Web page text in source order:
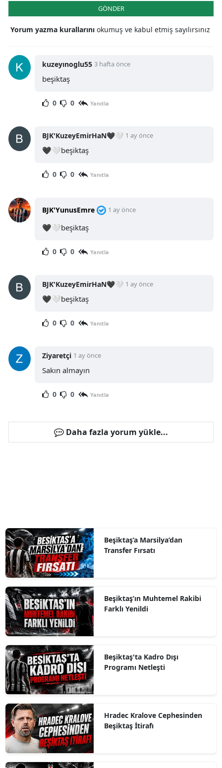
GÖNDER
Yorum yazma kurallarını okumuş ve kabul etmiş sayılırsınız
kuzeyınoglu55 3 hafta önce
beşiktaş
0 0 Yanıtla
BJK'KuzeyEmirHaN🖤🤍 1 ay önce
🖤🤍beşiktaş
0 0 Yanıtla
BJK'YunusEmre 1 ay önce
🖤🤍beşiktaş
0 0 Yanıtla
BJK'KuzeyEmirHaN🖤🤍 1 ay önce
🖤🤍beşiktaş
0 0 Yanıtla
Ziyaretçi 1 ay önce
Sakın almayın
0 0 Yanıtla
Daha fazla yorum yükle...
Beşiktaş’a Marsilya’dan
Transfer Fırsatı
Beşiktaş’ın Muhtemel Rakibi
Farklı Yenildi
Beşiktaş'ta Kadro Dışı
Programı Netleşti
Hradec Kralove Cephesinden
Beşiktaş İtirafı